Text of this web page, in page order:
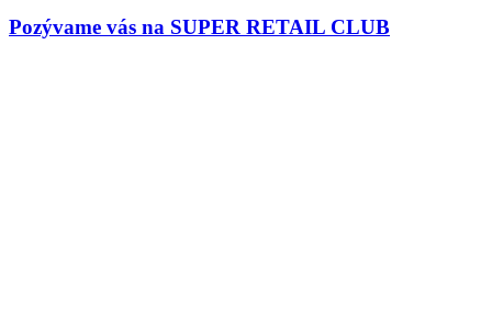
Pozývame vás na SUPER RETAIL CLUB